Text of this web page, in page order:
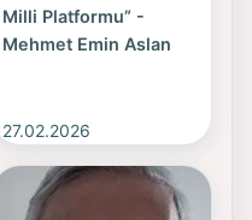
Milli Platformu” -
Mehmet Emin Aslan
27.02.2026